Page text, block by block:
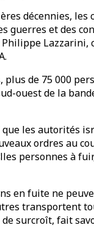
décennies,
guerres et des
Lazzarini,
plus de 75 000
ouest de la
les autorités
ordres au
personnes à
en fuite ne
transportent
surcroît, fait